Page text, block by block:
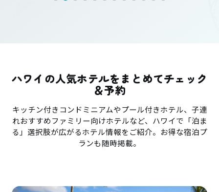
ハワイの人気ホテルをまとめてチェック
＆予約
キッチン付きコンドミニアムやプール付きホテル、子連
れおすすめファミリー向けホテルなど、ハワイで「泊ま
る」選択肢が広がるホテル情報をご紹介。お得な宿泊プ
ランも随時掲載。